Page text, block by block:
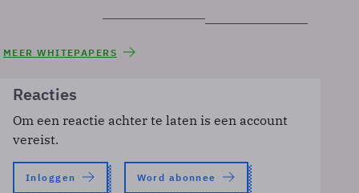
MEER WHITEPAPERS
Reacties
Om een reactie achter te laten is een account
vereist.
Inloggen Word abonnee